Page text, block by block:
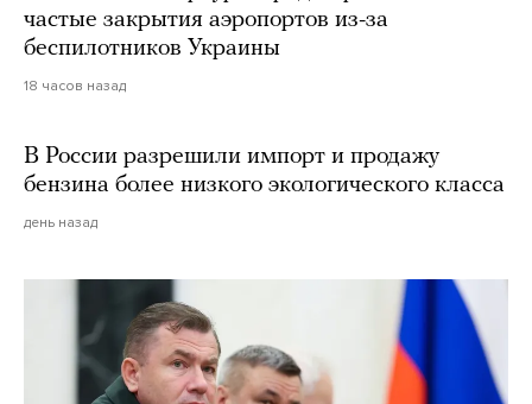
частые закрытия аэропортов из-за
беспилотников Украины
18 часов назад
В России разрешили импорт и продажу
бензина более низкого экологического класса
день назад